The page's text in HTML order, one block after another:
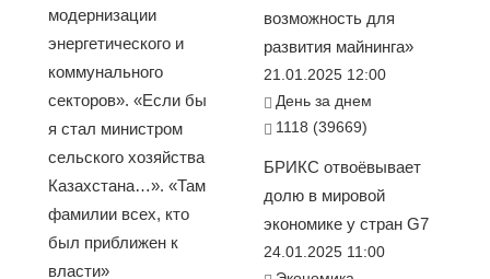
модернизации
энергетического и
коммунального
секторов». «Если бы
я стал министром
сельского хозяйства
Казахстана…». «Там
фамилии всех, кто
был приближен к
власти»
возможность для
развития майнинга»
21.01.2025 12:00
День за днем
1118 (39669)
БРИКС отвоёвывает
долю в мировой
экономике у стран G7
24.01.2025 11:00